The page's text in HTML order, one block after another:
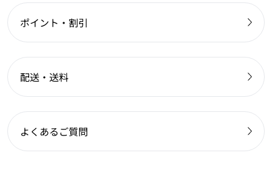
ポイント・割引
配送・送料
よくあるご質問